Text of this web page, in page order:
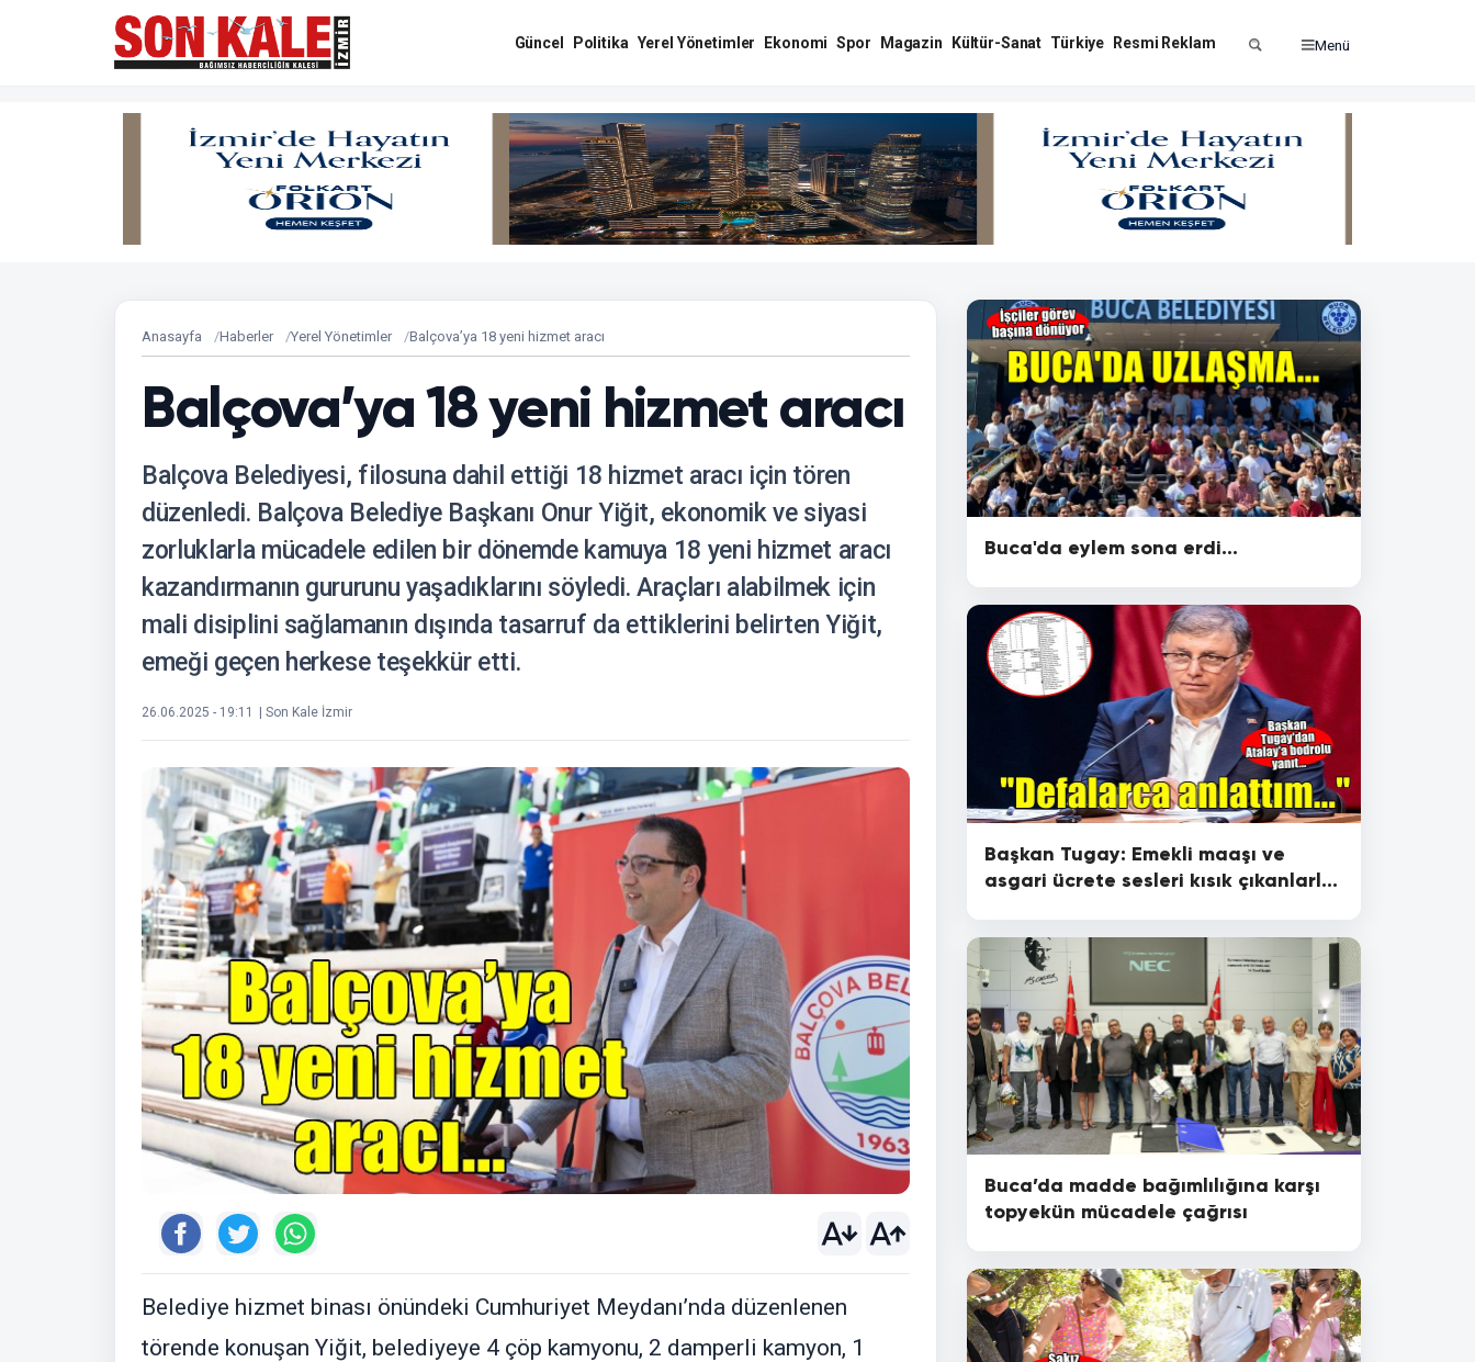
Güncel Politika Yerel Yönetimler Ekonomi Spor Magazin Kültür-Sanat Türkiye Resmi Reklam Menü
Anasayfa Haberler Yerel Yönetimler Balçova’ya 18 yeni hizmet aracı
Balçova’ya 18 yeni hizmet aracı
Balçova Belediyesi, filosuna dahil ettiği 18 hizmet aracı için tören
düzenledi. Balçova Belediye Başkanı Onur Yiğit, ekonomik ve siyasi
zorluklarla mücadele edilen bir dönemde kamuya 18 yeni hizmet aracı
kazandırmanın gururunu yaşadıklarını söyledi. Araçları alabilmek için
mali disiplini sağlamanın dışında tasarruf da ettiklerini belirten Yiğit,
emeği geçen herkese teşekkür etti.
26.06.2025 - 19:11 | Son Kale İzmir
Belediye hizmet binası önündeki Cumhuriyet Meydanı’nda düzenlenen
törende konuşan Yiğit, belediyeye 4 çöp kamyonu, 2 damperli kamyon, 1
Buca'da eylem sona erdi...
Başkan Tugay: Emekli maaşı ve
asgari ücrete sesleri kısık çıkanlarla
Buca’da madde bağımlılığına karşı
topyekün mücadele çağrısı